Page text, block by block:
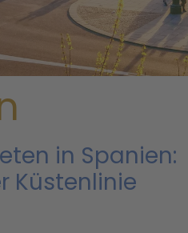
Kultur
in Spanien:
Küstenlinie